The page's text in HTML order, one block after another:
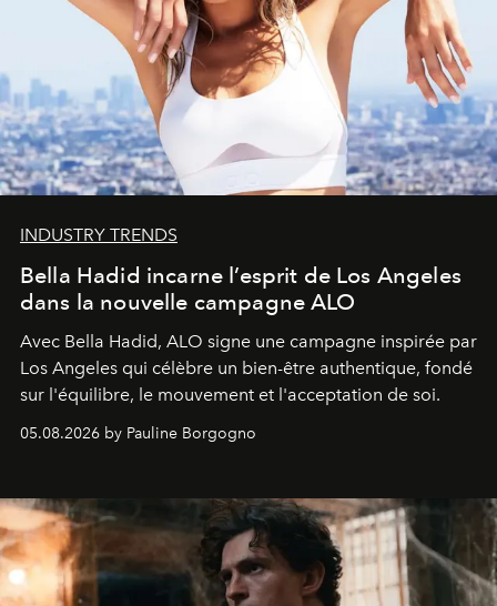
INDUSTRY TRENDS
Bella Hadid incarne l’esprit de Los Angeles
dans la nouvelle campagne ALO
Avec Bella Hadid, ALO signe une campagne inspirée par
Los Angeles qui célèbre un bien-être authentique, fondé
sur l'équilibre, le mouvement et l'acceptation de soi.
05.08.2026 by Pauline Borgogno